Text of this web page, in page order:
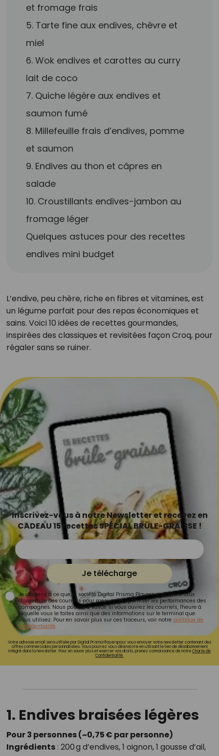
et fromage frais
5. Tarte fine aux endives, chèvre et
miel
6. Wok endives et carottes au curry
lait de coco
7. Quiche légère aux endives et
saumon fumé
8. Millefeuille frais d’endives, pomme
et saumon
9. Endives au thon et câpres en
salade
10. Croustillants endives-jambon au
fromage léger
Quelques astuces pour des recettes
endives mini budget
L’endive, peu chère, riche en fibres et vitamines, est
un légume parfait pour des repas économiques et
sains. Voici 10 idées de recettes gourmandes,
inspirées des classiques et revisitées façon Croq, pour
régaler sans se ruiner.
Inscrivez-vous à notre Newsletter et recevez en
CADEAU 15 recettes SPÉCIAL BRÛLE-GRAISSE !
Je télécharge
Je consens à ce que la société Digital Prisma Players analyse le taux
d'ouverture des courriels pour mesurer et optimiser les performances des
campagnes. Nous pourrons savoir si vous ouvrez les courriels, l'heure à
laquelle vous le faites ainsi que des informations sur le terminal que
vous utilisez. Pour en savoir plus sur ces traceurs, voir notre politique de
confidentialité.
Votre adresse email sera utilisée par Digital Prisma Playerspour vous envoyer votre newsletter contenant des
offres commerciales personnalisées. Vous pourrez vous désinscrire en utilisant le lien de désabonnement
intégré dans la newsletter. Pour en savoir plus et exercer vos droits, prenez connaissance de notreCharte de
Confidentialité.
1. Endives braisées légères
Pour 3 personnes (~0,75 € par personne)
Ingrédients: 200 g d’endives, 1 oignon, 1 gousse d’ail,